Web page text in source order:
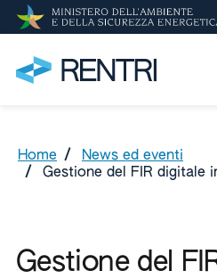
Home /
News ed eventi
/
Gestione del FIR digitale
Gestione del